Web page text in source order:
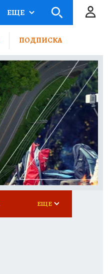
ЕЩЕ
ПОДПИСКА
ЕЩЕ